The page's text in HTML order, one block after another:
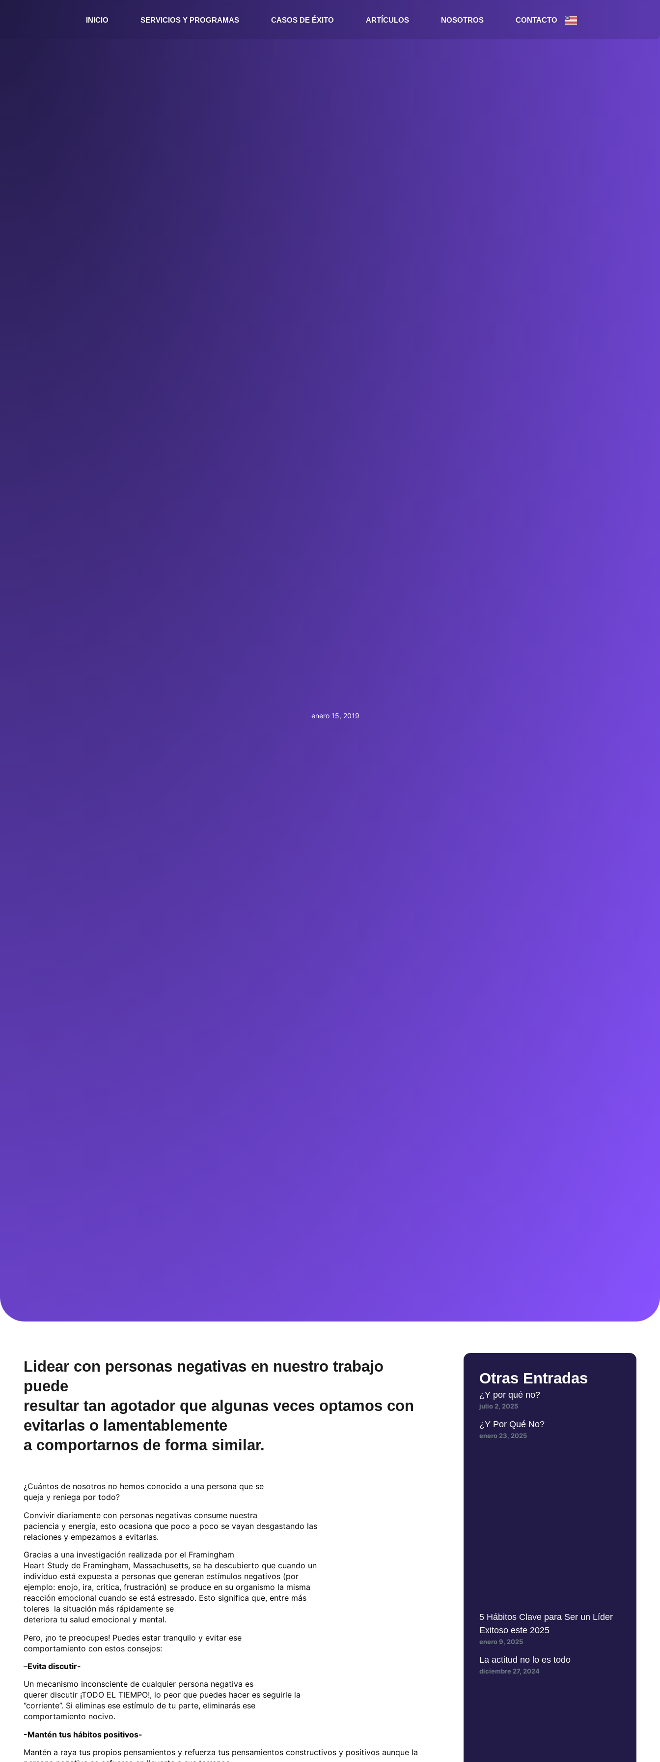
INICIO SERVICIOS Y PROGRAMAS CASOS DE ÉXITO ARTÍCULOS NOSOTROS CONTACTO
enero 15, 2019
Lidear con personas negativas en nuestro trabajo
puede
resultar tan agotador que algunas veces optamos con
evitarlas o lamentablemente
a comportarnos de forma similar.
¿Cuántos de nosotros no hemos conocido a una persona que se
queja y reniega por todo?
Convivir diariamente con personas negativas consume nuestra
paciencia y energía, esto ocasiona que poco a poco se vayan desgastando las
relaciones y empezamos a evitarlas.
Gracias a una investigación realizada por el Framingham
Heart Study de Framingham, Massachusetts, se ha descubierto que cuando un
individuo está expuesta a personas que generan estímulos negativos (por
ejemplo: enojo, ira, critica, frustración) se produce en su organismo la misma
reacción emocional cuando se está estresado. Esto significa que, entre más
toleres la situación más rápidamente se
deteriora tu salud emocional y mental.
Pero, ¡no te preocupes! Puedes estar tranquilo y evitar ese
comportamiento con estos consejos:
–Evita discutir-
Un mecanismo inconsciente de cualquier persona negativa es
querer discutir ¡TODO EL TIEMPO!, lo peor que puedes hacer es seguirle la
‘’corriente’’. Si eliminas ese estímulo de tu parte, eliminarás ese
comportamiento nocivo.
-Mantén tus hábitos positivos-
Mantén a raya tus propios pensamientos y refuerza tus pensamientos constructivos y positivos aunque la
Otras Entradas
¿Y por qué no?
julio 2, 2025
¿Y Por Qué No?
enero 23, 2025
5 Hábitos Clave para Ser un Líder
Exitoso este 2025
enero 9, 2025
La actitud no lo es todo
diciembre 27, 2024